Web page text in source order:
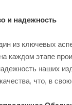
и надежность
из ключевых
каждом этапе
наших
что, в